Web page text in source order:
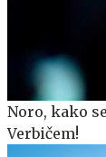
Noro, kako
Verbičem!